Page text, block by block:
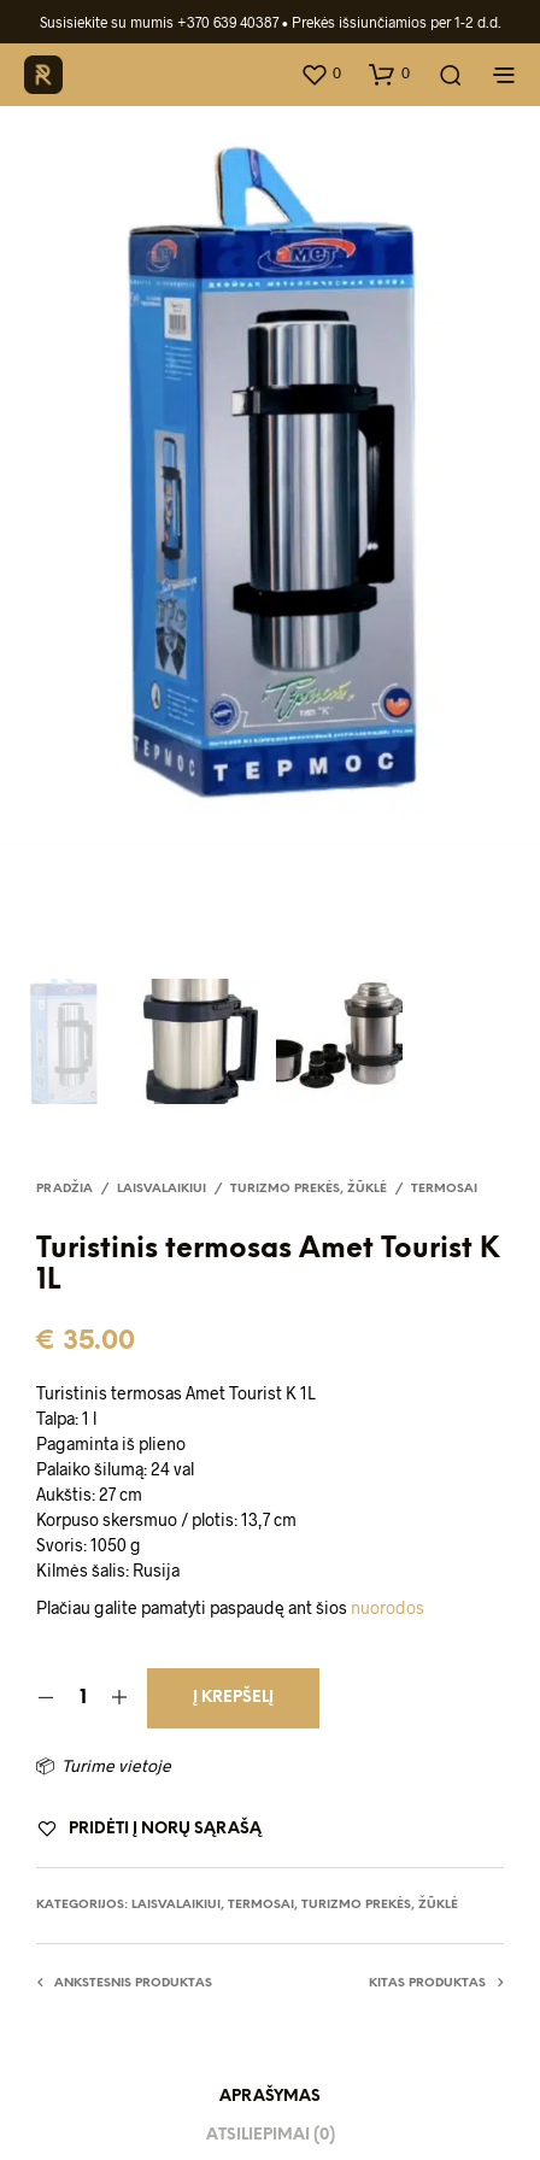
Susisiekite su mumis +370 639 40387• Prekės išsiunčiamios per 1-2 d.d.
0 0
PRADŽIA / LAISVALAIKIUI / TURIZMO PREKĖS, ŽŪKLĖ / TERMOSAI
Turistinis termosas Amet Tourist K
1L
€ 35.00
Turistinis termosas Amet Tourist K 1L
Talpa: 1 l
Pagaminta iš plieno
Palaiko šilumą: 24 val
Aukštis: 27 cm
Korpuso skersmuo / plotis: 13,7 cm
Svoris: 1050 g
Kilmės šalis: Rusija
Plačiau galite pamatyti paspaudę ant šios nuorodos
Į KREPŠELĮ
📦 Turime vietoje
PRIDĖTI Į NORŲ SĄRAŠĄ
KATEGORIJOS: LAISVALAIKIUI, TERMOSAI, TURIZMO PREKĖS, ŽŪKLĖ
ANKSTESNIS PRODUKTAS KITAS PRODUKTAS
APRAŠYMAS
ATSILIEPIMAI (0)